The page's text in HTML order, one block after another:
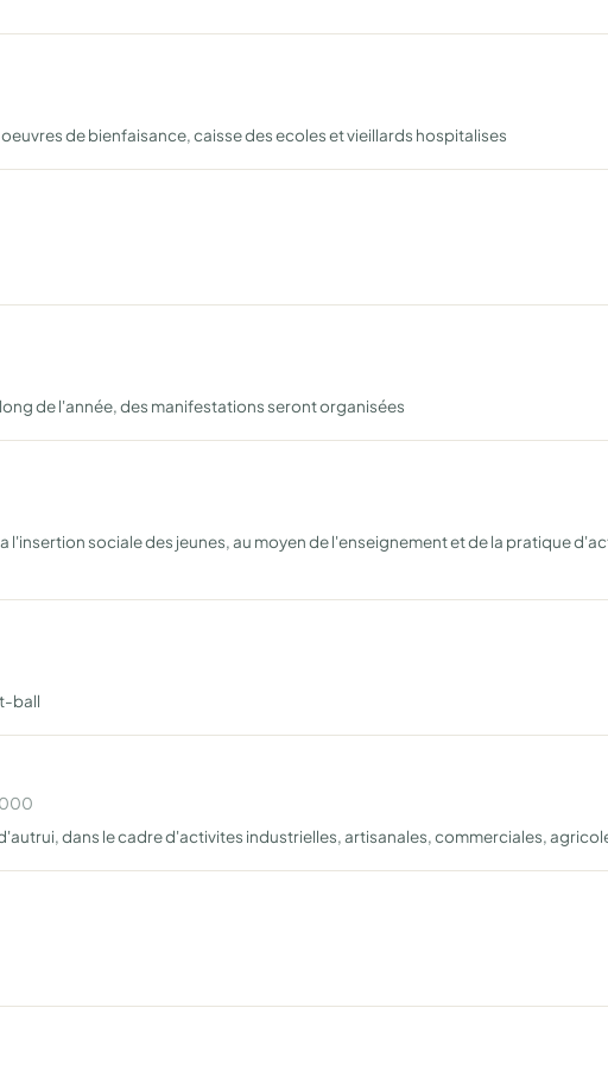
de bienfaisance, caisse des ecoles et vieillards hospitalises
de l'année, des manifestations seront organisées
sociale des jeunes, au moyen de l'enseignement et de la pratique
ball
dans le cadre d'activites industrielles, artisanales, commerciales,